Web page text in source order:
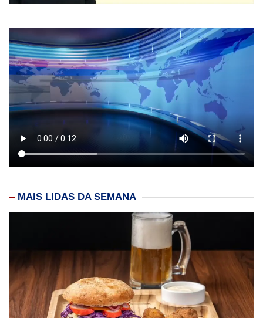
MAIS LIDAS DA SEMANA